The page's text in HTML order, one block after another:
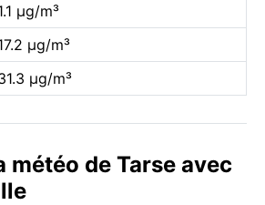
µg/m³
µg/m³
µg/m³
météo de Tarse avec